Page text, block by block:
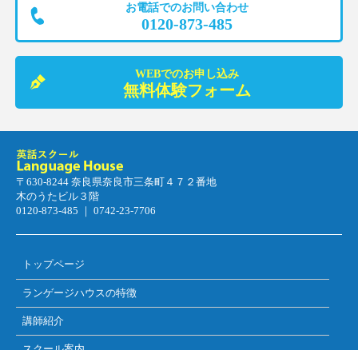
お電話でのお問い合わせ
0120-873-485
WEBでのお申し込み
無料体験フォーム
〒630-8244 奈良県奈良市三条町４７２番地
木のうたビル３階
0120-873-485 ｜ 0742-23-7706
トップページ
ランゲージハウスの特徴
講師紹介